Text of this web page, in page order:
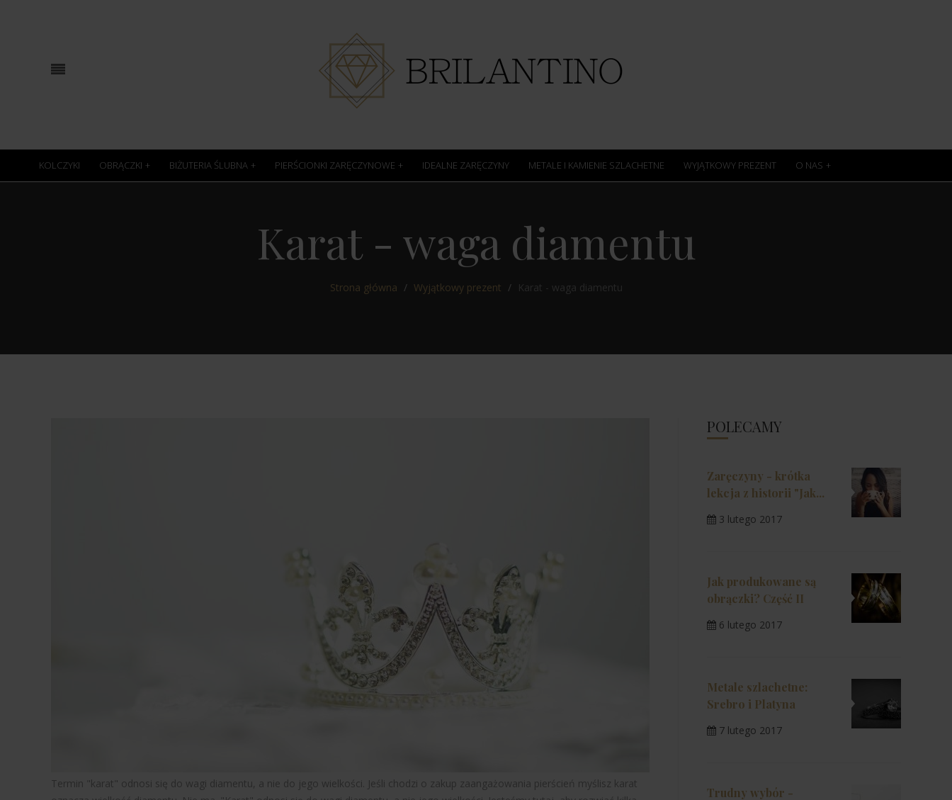
KOLCZYKI OBRĄCZKI BIŻUTERIA ŚLUBNA PIERŚCIONKI ZARĘCZYNOWE IDEALNE ZARĘCZYNY METALE I KAMIENIE SZLACHETNE WYJĄTKOWY PREZENT O NAS
Karat - waga diamentu
Strona główna Wyjątkowy prezent Karat - waga diamentu
Termin "karat" odnosi się do wagi diamentu, a nie do jego wielkości. Jeśli chodzi o zakup zaangażowania pierścień myślisz karat
POLECAMY
Zaręczyny - krótka
lekcja z historii "Jak...
3 lutego 2017
Jak produkowane są
obrączki? Część II
6 lutego 2017
Metale szlachetne:
Srebro i Platyna
7 lutego 2017
Trudny wybór -